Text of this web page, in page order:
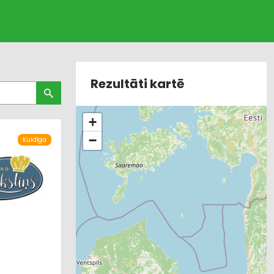
Kuldīga
Rezultāti kartē
+
−